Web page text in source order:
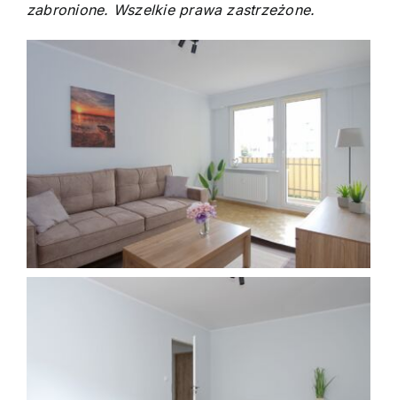
zabronione. Wszelkie prawa zastrzeżone.